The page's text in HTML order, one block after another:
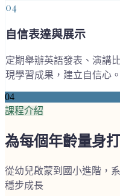
04
自信表達與展示
定期舉辦英語發表、演講
現學習成果，建立自信心。
04
課程介紹
為每個年齡量身
從幼兒啟蒙到國小進階，
穩步成長